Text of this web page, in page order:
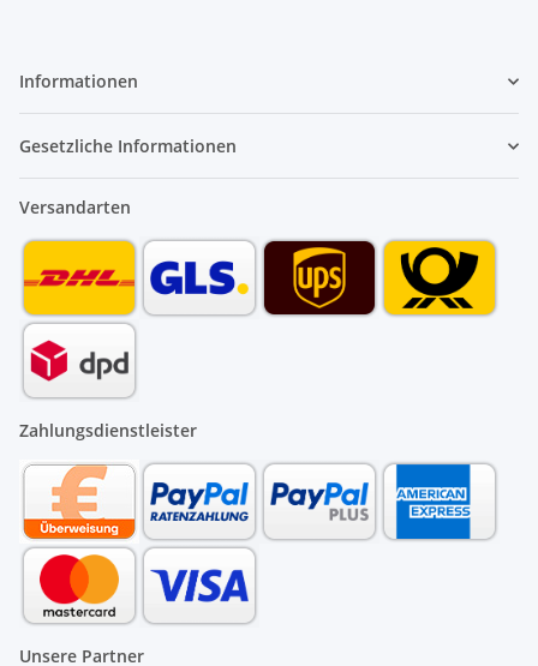
Informationen
Gesetzliche Informationen
Versandarten
Zahlungsdienstleister
Unsere Partner